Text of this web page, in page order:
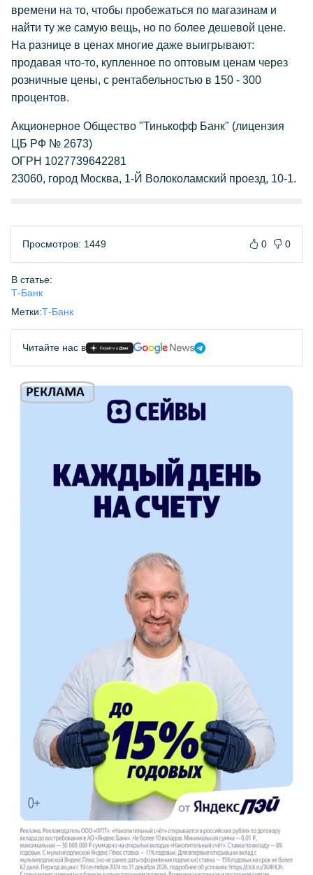
времени на то, чтобы пробежаться по магазинам и
найти ту же самую вещь, но по более дешевой цене.
На разнице в ценах многие даже выигрывают:
продавая что-то, купленное по оптовым ценам через
розничные цены, с рентабельностью в 150 - 300
процентов.
Акционерное Общество "Тинькофф Банк" (лицензия
ЦБ РФ № 2673)
ОГРН 1027739642281
23060, город Москва, 1-Й Волоколамский проезд, 10-1.
Просмотров: 1449 0 0
В статье:
Т-Банк
Метки:Т-Банк
Читайте нас в